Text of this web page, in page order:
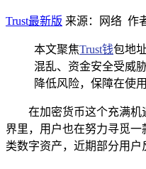
Trust最新版 来源：网络 作
本文聚焦Trust钱包地
混乱、资金安全受威
降低风险，保障在使
在加密货币这个充满
界里，用户也在努力寻觅
类数字资产，近期部分用户